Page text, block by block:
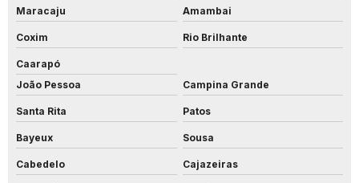
Maracaju Amambai
Coxim Rio Brilhante
Caarapó
João Pessoa
Campina Grande
Santa Rita Patos
Bayeux Sousa
Cabedelo Cajazeiras